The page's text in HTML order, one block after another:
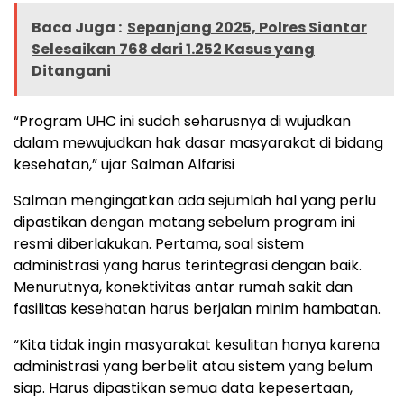
Baca Juga : Sepanjang 2025, Polres Siantar
Selesaikan 768 dari 1.252 Kasus yang
Ditangani
“Program UHC ini sudah seharusnya di wujudkan
dalam mewujudkan hak dasar masyarakat di bidang
kesehatan,” ujar Salman Alfarisi
Salman mengingatkan ada sejumlah hal yang perlu
dipastikan dengan matang sebelum program ini
resmi diberlakukan. Pertama, soal sistem
administrasi yang harus terintegrasi dengan baik.
Menurutnya, konektivitas antar rumah sakit dan
fasilitas kesehatan harus berjalan minim hambatan.
“Kita tidak ingin masyarakat kesulitan hanya karena
administrasi yang berbelit atau sistem yang belum
siap. Harus dipastikan semua data kepesertaan,